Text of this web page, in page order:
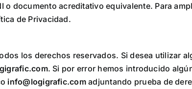
o documento acreditativo equivalente. Para
de Privacidad.
los derechos reservados. Si desea utilizar
. Si por error hemos introducido
info@logigrafic.com adjuntando prueba de